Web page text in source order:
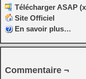
Télécharger ASAP
Site Officiel
En savoir plus…
Commentaire ¬